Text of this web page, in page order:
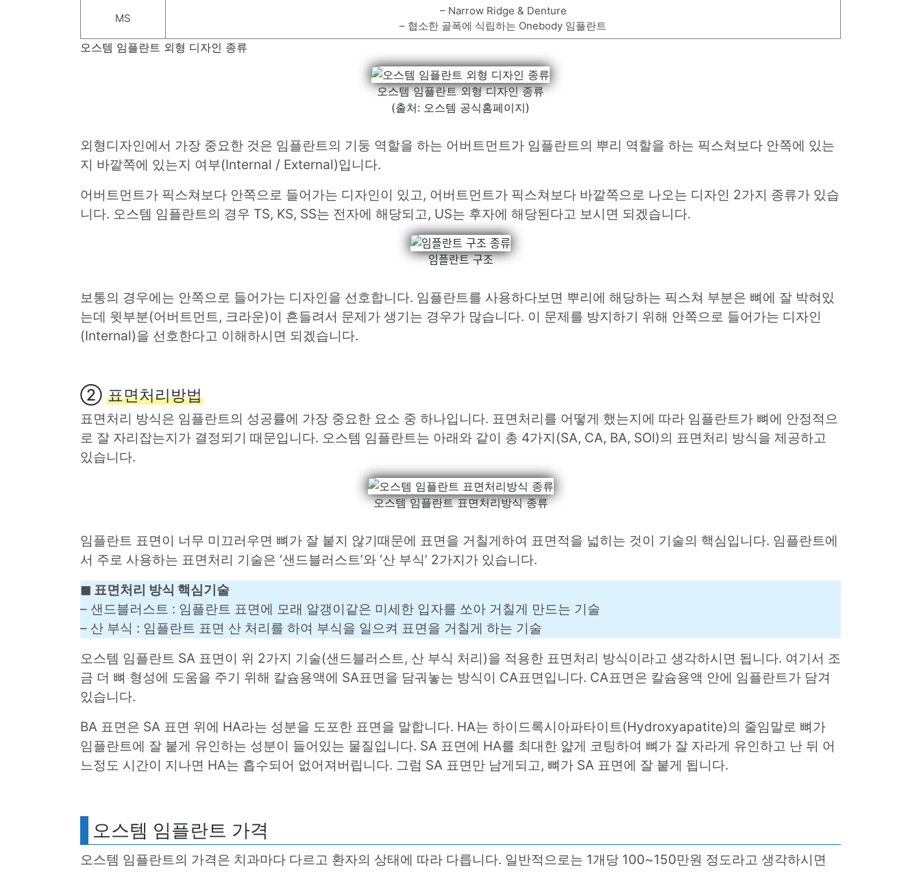
MS
– Narrow Ridge & Denture
– 협소한 골폭에 식립하는 Onebody 임플란트
오스템 임플란트 외형 디자인 종류
오스템 임플란트 외형 디자인 종류
(출처: 오스템 공식홈페이지)
외형디자인에서 가장 중요한 것은 임플란트의 기둥 역할을 하는 어버트먼트가 임플란트의 뿌리 역할을 하는 픽스쳐보다 안쪽에 있는
지 바깥쪽에 있는지 여부(Internal / External)입니다.
어버트먼트가 픽스쳐보다 안쪽으로 들어가는 디자인이 있고, 어버트먼트가 픽스쳐보다 바깥쪽으로 나오는 디자인 2가지 종류가 있습
니다. 오스템 임플란트의 경우 TS, KS, SS는 전자에 해당되고, US는 후자에 해당된다고 보시면 되겠습니다.
임플란트 구조
보통의 경우에는 안쪽으로 들어가는 디자인을 선호합니다. 임플란트를 사용하다보면 뿌리에 해당하는 픽스쳐 부분은 뼈에 잘 박혀있
는데 윗부분(어버트먼트, 크라운)이 흔들려서 문제가 생기는 경우가 많습니다. 이 문제를 방지하기 위해 안쪽으로 들어가는 디자인
(Internal)을 선호한다고 이해하시면 되겠습니다.
② 표면처리방법
표면처리 방식은 임플란트의 성공률에 가장 중요한 요소 중 하나입니다. 표면처리를 어떻게 했는지에 따라 임플란트가 뼈에 안정적으
로 잘 자리잡는지가 결정되기 때문입니다. 오스템 임플란트는 아래와 같이 총 4가지(SA, CA, BA, SOI)의 표면처리 방식을 제공하고
있습니다.
오스템 임플란트 표면처리방식 종류
임플란트 표면이 너무 미끄러우면 뼈가 잘 붙지 않기때문에 표면을 거칠게하여 표면적을 넓히는 것이 기술의 핵심입니다. 임플란트에
서 주로 사용하는 표면처리 기술은 ‘샌드블러스트’와 ‘산 부식’ 2가지가 있습니다.
◼︎ 표면처리 방식 핵심기술
– 샌드블러스트 : 임플란트 표면에 모래 알갱이같은 미세한 입자를 쏘아 거칠게 만드는 기술
– 산 부식 : 임플란트 표면 산 처리를 하여 부식을 일으켜 표면을 거칠게 하는 기술
오스템 임플란트 SA 표면이 위 2가지 기술(샌드블러스트, 산 부식 처리)을 적용한 표면처리 방식이라고 생각하시면 됩니다. 여기서 조
금 더 뼈 형성에 도움을 주기 위해 칼슘용액에 SA표면을 담궈놓는 방식이 CA표면입니다. CA표면은 칼슘용액 안에 임플란트가 담겨
있습니다.
BA 표면은 SA 표면 위에 HA라는 성분을 도포한 표면을 말합니다. HA는 하이드록시아파타이트(Hydroxyapatite)의 줄임말로 뼈가
임플란트에 잘 붙게 유인하는 성분이 들어있는 물질입니다. SA 표면에 HA를 최대한 얇게 코팅하여 뼈가 잘 자라게 유인하고 난 뒤 어
느정도 시간이 지나면 HA는 흡수되어 없어져버립니다. 그럼 SA 표면만 남게되고, 뼈가 SA 표면에 잘 붙게 됩니다.
오스템 임플란트 가격
오스템 임플란트의 가격은 치과마다 다르고 환자의 상태에 따라 다릅니다. 일반적으로는 1개당 100~150만원 정도라고 생각하시면